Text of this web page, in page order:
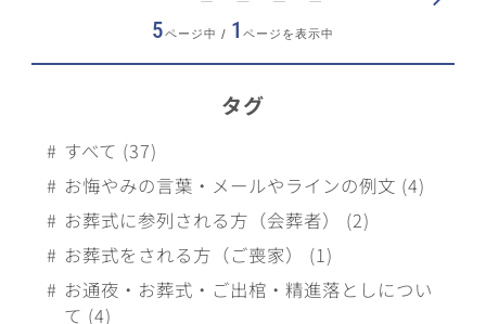
タグ
すべて (37)
お悔やみの言葉・メールやラインの例文 (4)
お葬式に参列される方（会葬者） (2)
お葬式をされる方（ご喪家） (1)
お通夜・お葬式・ご出棺・精進落としについ
て (4)
5ページ中 / 1ページを表示中